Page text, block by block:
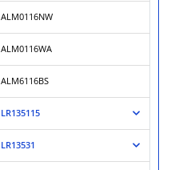
ALM0116NW
ALM0116WA
ALM6116BS
LR135115
LR13531